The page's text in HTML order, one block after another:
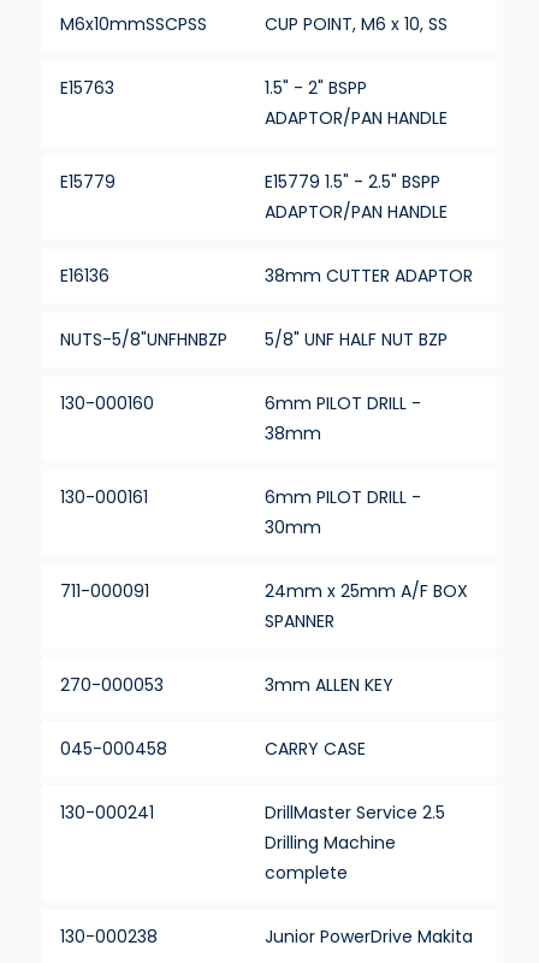
M6x10mmSSCPSS
CUP POINT, M6 x 10, SS
E15763
1.5" - 2" BSPP
ADAPTOR/PAN HANDLE
E15779
E15779 1.5" - 2.5" BSPP
ADAPTOR/PAN HANDLE
E16136 38mm CUTTER ADAPTOR
NUTS-5/8"UNFHNBZP 5/8" UNF HALF NUT BZP
130-000160
6mm PILOT DRILL -
38mm
130-000161
6mm PILOT DRILL -
30mm
711-000091
24mm x 25mm A/F BOX
SPANNER
270-000053 3mm ALLEN KEY
045-000458 CARRY CASE
130-000241
DrillMaster Service 2.5
Drilling Machine
complete
130-000238 Junior PowerDrive Makita